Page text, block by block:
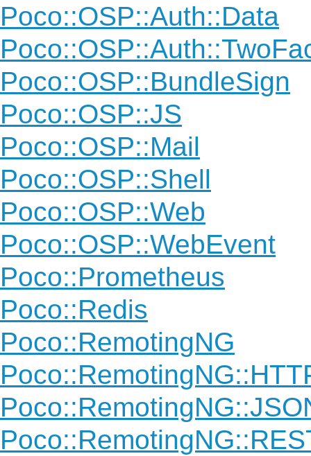
Poco::OSP::Auth::Data
Poco::OSP::BundleSign
Poco::OSP::JS
Poco::OSP::Mail
Poco::OSP::Shell
Poco::OSP::Web
Poco::OSP::WebEvent
Poco::Prometheus
Poco::Redis
Poco::RemotingNG